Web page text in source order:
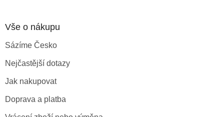
Vše o nákupu
Sázíme Česko
Nejčastější dotazy
Jak nakupovat
Doprava a platba